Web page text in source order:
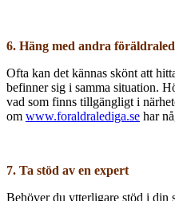
6. Häng med andra
Ofta kan det kännas skönt att
befinner sig i samma situation.
vad som finns tillgängligt i
om www.foraldralediga.se har
7. Ta stöd av en expert
Behöver du ytterligare stöd i din